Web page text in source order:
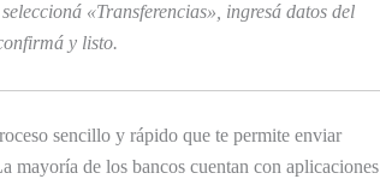
«Transferencias», ingresá datos del
y listo.
sencillo y rápido que te permite enviar
mayoría de los bancos cuentan con aplicaciones